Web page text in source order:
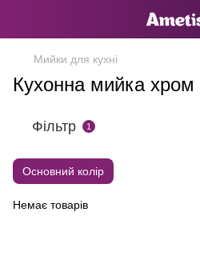
Мийки для кухні
Кухонна мийка хром
Фільтр 1
Основний колір
Немає товарів